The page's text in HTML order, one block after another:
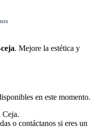
. Mejore la estética y
en este momento.
Ceja.
o contáctanos si eres un